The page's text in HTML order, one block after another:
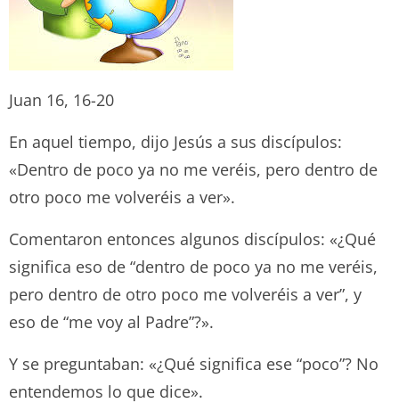
Juan 16, 16-20
En aquel tiempo, dijo Jesús a sus discípulos:
«Dentro de poco ya no me veréis, pero dentro de
otro poco me volveréis a ver».
Comentaron entonces algunos discípulos: «¿Qué
significa eso de “dentro de poco ya no me veréis,
pero dentro de otro poco me volveréis a ver”, y
eso de “me voy al Padre”?».
Y se preguntaban: «¿Qué significa ese “poco”? No
entendemos lo que dice».